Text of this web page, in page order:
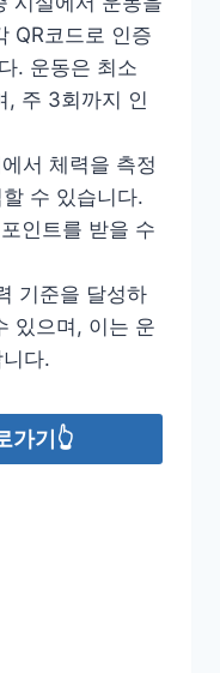
QR코드로 인증
. 운동은 최소
, 주 3회까지 인
서 체력을 측정
수 있습니다.
인트를 받을 수
기준을 달성하
있으며, 이는 운
다.
가기👆